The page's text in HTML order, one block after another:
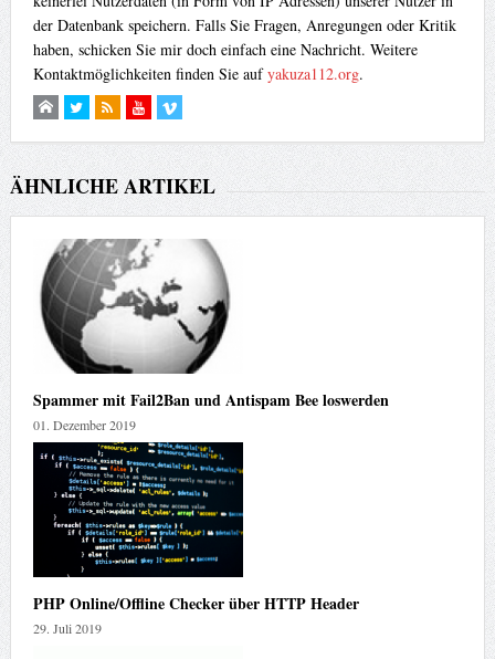
der Datenbank speichern. Falls Sie Fragen, Anregungen oder Kritik
haben, schicken Sie mir doch einfach eine Nachricht. Weitere
Kontaktmöglichkeiten finden Sie aufyakuza112.org.
ÄHNLICHE ARTIKEL
Spammer mit Fail2Ban und Antispam Bee loswerden
01. Dezember 2019
PHP Online/Offline Checker über HTTP Header
29. Juli 2019